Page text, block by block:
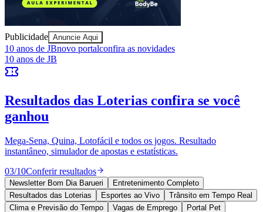
Juventude
Redação Jornal de Barueri
19 de junho de 2026 às 11:28
consumidor, apresentou hoje o NIQ Cadence, um
sistema operacional de IA integrado desenvolvido para
mudar a forma como as organizações mensuram o
desempenho de marketing, otimizam orçamentos e
agem com base nos dados. O NIQ Cadence reúne dados
e inteligência em um ambiente contínuo, eliminando a
necessidade de relatórios fragmentados e permitindo